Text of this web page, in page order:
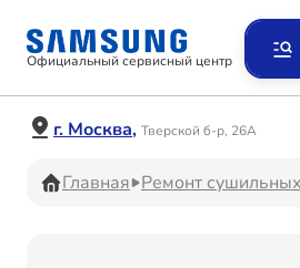
Официальный сервисный центр
г. Москва, Тверской б-р, 26А
Главная Ремонт
Ремонт
Ремонт Наушников